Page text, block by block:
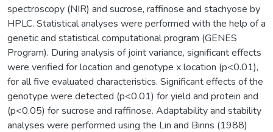
spectroscopy (NIR) and sucrose, raffinose and stachyose by
HPLC. Statistical analyses were performed with the help of a
genetic and statistical computational program (GENES
Program). During analysis of joint variance, significant effects
were verified for location and genotype x location (p<0.01),
for all five evaluated characteristics. Significant effects of the
genotype were detected (p<0.01) for yield and protein and
(p<0.05) for sucrose and raffinose. Adaptability and stability
analyses were performed using the Lin and Binns (1988)